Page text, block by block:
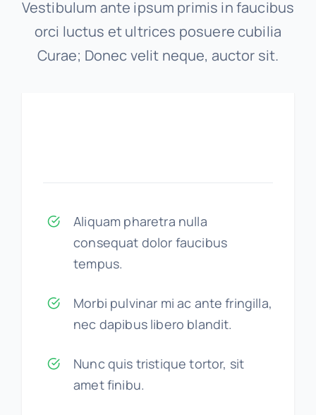
Vestibulum ante ipsum primis in faucibus
orci luctus et ultrices posuere cubilia
Curae; Donec velit neque, auctor sit.
Aliquam pharetra nulla
consequat dolor faucibus
tempus.
Morbi pulvinar mi ac ante fringilla,
nec dapibus libero blandit.
Nunc quis tristique tortor, sit
amet finibu.